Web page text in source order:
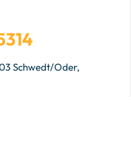
Schwedt/Oder,